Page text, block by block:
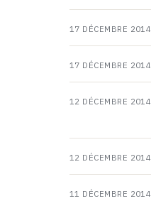
17 DÉCEMBRE 2014
17 DÉCEMBRE 2014
12 DÉCEMBRE 2014
12 DÉCEMBRE 2014
11 DÉCEMBRE 2014